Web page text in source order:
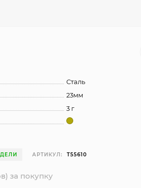
Сталь
23мм
3 г
АРТИКУЛ: T55610
за покупку